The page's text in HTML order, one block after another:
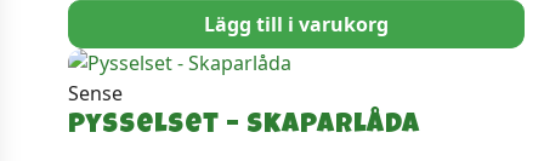
ursprungliga
priset
var:
nuvarande
priset
är:
Lägg till i varukorg
Sense
Pysselset – Skaparlåda